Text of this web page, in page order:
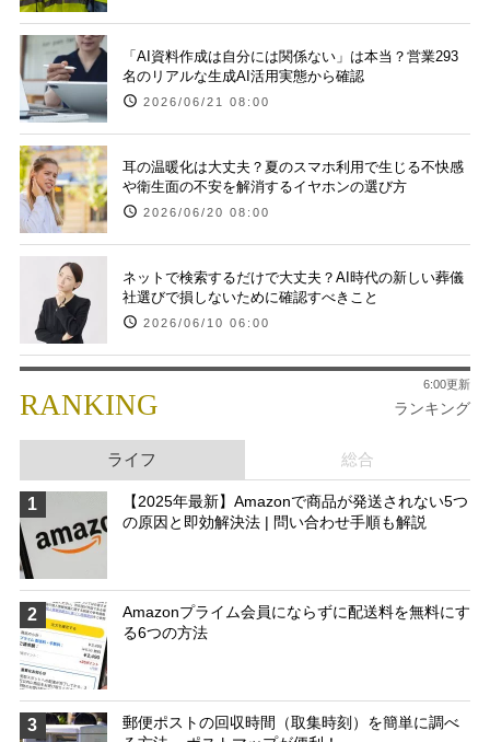
「AI資料作成は自分には関係ない」は本当？営業293
名のリアルな生成AI活用実態から確認
2026/06/21 08:00
耳の温暖化は大丈夫？夏のスマホ利用で生じる不快感
や衛生面の不安を解消するイヤホンの選び方
2026/06/20 08:00
ネットで検索するだけで大丈夫？AI時代の新しい葬儀
社選びで損しないために確認すべきこと
2026/06/10 06:00
RANKING ランキング
6:00更新
ライフ 総合
1
【2025年最新】Amazonで商品が発送されない5つ
の原因と即効解決法 | 問い合わせ手順も解説
2
Amazonプライム会員にならずに配送料を無料にす
る6つの方法
3
郵便ポストの回収時間（取集時刻）を簡単に調べ